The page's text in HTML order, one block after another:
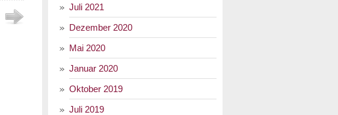
Juli 2021
Dezember 2020
Mai 2020
Januar 2020
Oktober 2019
Juli 2019